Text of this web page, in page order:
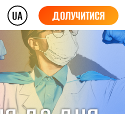
UA ДОЛУЧИТИСЯ